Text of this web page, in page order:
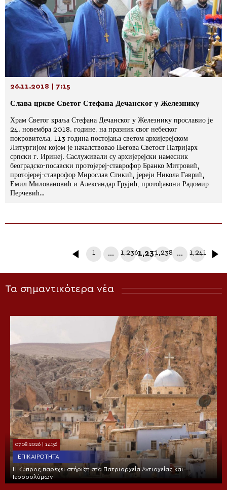
26.11.2018 | 7:15
Слава цркве Светог Стефана Дечанског у Железнику
Храм Светог краља Стефана Дечанског у Железнику прославио је
24. новембра 2018. године, на празник свог небеског
покровитеља, 113 година постојања светом архијерејском
Литургијом којом је началствовао Његова Светост Патријарх
српски г. Иринеј. Саслуживали су архијерејски намесник
београдско-посавски протојереј-ставрофор Бранко Митровић,
протојереј-ставрофор Мирослав Стикић, јереји Никола Гаврић,
Емил Миловановић и Александар Грујић, протођакони Радомир
Перчевић…
1 … 1,2361,2371,238 … 1,241
Τα σημαντικότερα νέα
07.08.2026 | 14:36
ΕΠΙΚΑΙΡΌΤΗΤΑ
Η Κύπρος παρέχει στήριξη στα Πατριαρχεία Αντιοχείας και
Ιεροσολύμων